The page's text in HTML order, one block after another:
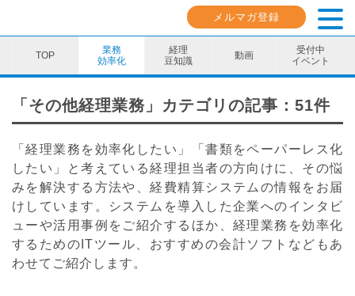
メルマガ登録
業務
効率化
経理
豆知識
動画
受付中
イベント
業務効率化
キャリア・スキル
イベント・セミナー
動画コンテンツ
ダウンロード資料
「その他経理業務」カテゴリの記事：51件
「経理業務を効率化したい」「書類をペーパーレス化
したい」と考えている経理担当者の方向けに、その悩
みを解決する方法や、経費精算システムの情報をお届
けしています。システムを導入した企業へのインタビ
ューや活用事例をご紹介するほか、経理業務を効率化
するためのITツール、おすすめの会計ソフトなどもあ
わせてご紹介します。